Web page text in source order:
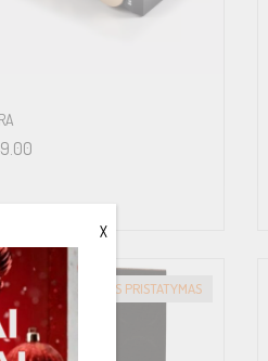
GREITAS PRISTATYMAS
X